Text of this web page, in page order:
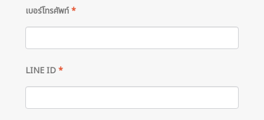
เบอร์โทรศัพท์*
LINE ID*